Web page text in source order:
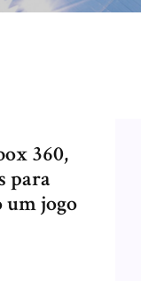
360,
para
um jogo